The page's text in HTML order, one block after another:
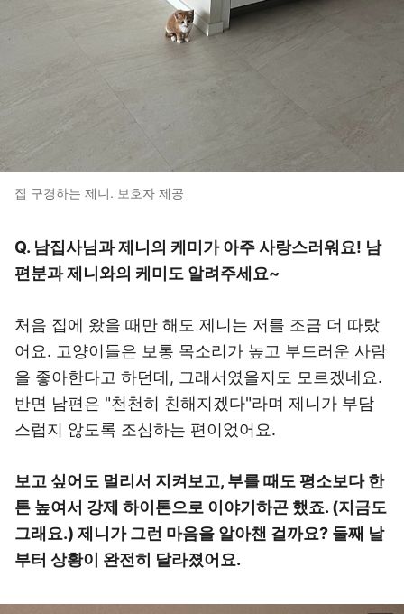
집 구경하는 제니. 보호자 제공
Q. 남집사님과 제니의 케미가 아주 사랑스러워요! 남
편분과 제니와의 케미도 알려주세요~
처음 집에 왔을 때만 해도 제니는 저를 조금 더 따랐
어요. 고양이들은 보통 목소리가 높고 부드러운 사람
을 좋아한다고 하던데, 그래서였을지도 모르겠네요.
반면 남편은 "천천히 친해지겠다"라며 제니가 부담
스럽지 않도록 조심하는 편이었어요.
보고 싶어도 멀리서 지켜보고, 부를 때도 평소보다 한
톤 높여서 강제 하이톤으로 이야기하곤 했죠. (지금도
그래요.) 제니가 그런 마음을 알아챈 걸까요? 둘째 날
부터 상황이 완전히 달라졌어요.